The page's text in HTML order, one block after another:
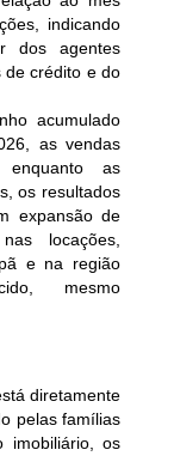
indicando
dos agentes
de crédito e do
acumulado
as vendas
enquanto as
os resultados
expansão de
locações,
e na região
mesmo
diretamente
pelas famílias
imobiliário, os